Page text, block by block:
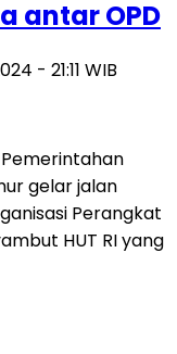
antar OPD
- 21:11 WIB
gelar jalan
Perangkat
HUT RI yang